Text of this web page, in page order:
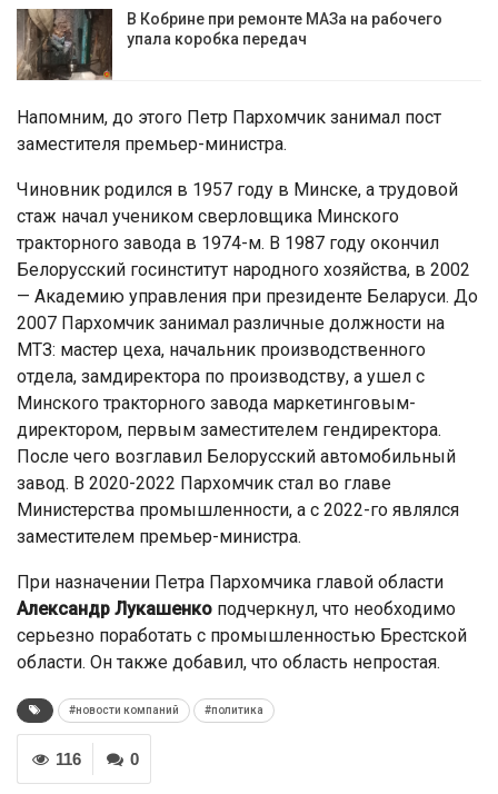
В Кобрине при ремонте МАЗа на рабочего
упала коробка передач
Напомним, до этого Петр Пархомчик занимал пост
заместителя премьер-министра.
Чиновник родился в 1957 году в Минске, а трудовой
стаж начал учеником сверловщика Минского
тракторного завода в 1974-м. В 1987 году окончил
Белорусский госинститут народного хозяйства, в 2002
— Академию управления при президенте Беларуси. До
2007 Пархомчик занимал различные должности на
МТЗ: мастер цеха, начальник производственного
отдела, замдиректора по производству, а ушел с
Минского тракторного завода маркетинговым-
директором, первым заместителем гендиректора.
После чего возглавил Белорусский автомобильный
завод. В 2020-2022 Пархомчик стал во главе
Министерства промышленности, а с 2022-го являлся
заместителем премьер-министра.
При назначении Петра Пархомчика главой области
Александр Лукашенко подчеркнул, что необходимо
серьезно поработать с промышленностью Брестской
области. Он также добавил, что область непростая.
#новости компаний #политика
0
116